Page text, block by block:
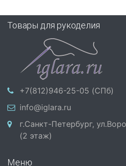
Товары для рукоделия
+7(812)946-25-05 (СПб)
info@iglara.ru
г.Санкт-Петербург,
(2 этаж)
Меню